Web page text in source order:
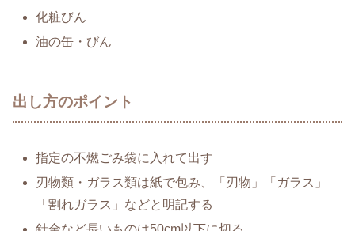
化粧びん
油の缶・びん
出し方のポイント
指定の不燃ごみ袋に入れて出す
刃物類・ガラス類は紙で包み、「刃物」「ガラス」
「割れガラス」などと明記する